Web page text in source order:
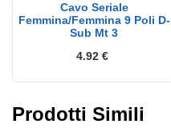
Cavo Seriale
Femmina/Femmina 9 Poli D-
Sub Mt 3
4.92 €
Prodotti Simili